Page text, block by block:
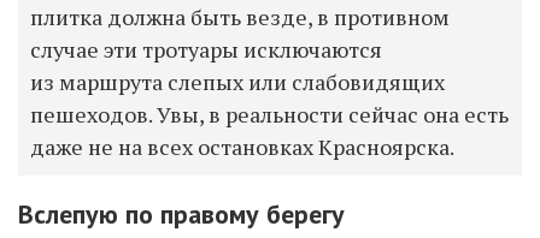
плитка должна быть везде, в противном
случае эти тротуары исключаются
из маршрута слепых или слабовидящих
пешеходов. Увы, в реальности сейчас она есть
даже не на всех остановках Красноярска.
Вслепую по правому берегу